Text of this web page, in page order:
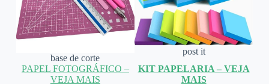
base de corte
post it
PAPEL FOTOGRÁFICO –
VEJA MAIS
KIT PAPELARIA – VEJA
MAIS